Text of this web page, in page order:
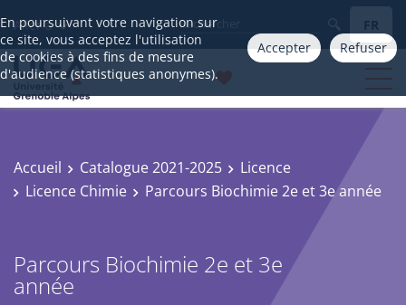
En poursuivant votre navigation sur
ce site, vous acceptez l'utilisation
de cookies à des fins de mesure
d'audience (statistiques anonymes).
Accepter Refuser
Aller à FR
Accueil Catalogue 2021-2025
Licence
Licence Chimie
Parcours Biochimie 2e et 3e année
Parcours Biochimie 2e et 3e
année